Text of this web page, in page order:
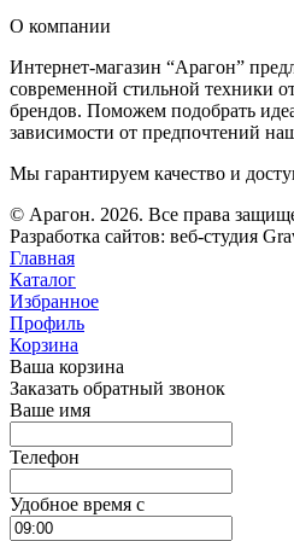
О компании
Интернет-магазин “Арагон”
современной стильной техники
брендов. Поможем подобрать
зависимости от предпочтений
Мы гарантируем качество и
© Арагон. 2026. Все права
Разработка сайтов: веб-студия
Главная
Каталог
Избранное
Профиль
Корзина
Ваша корзина
Заказать обратный звонок
Ваше имя
Телефон
Удобное время c